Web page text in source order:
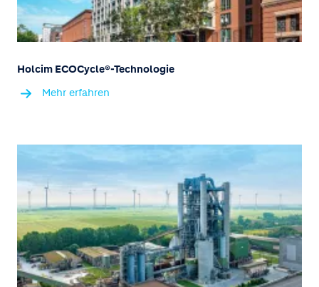
Holcim ECOCycle®-Technologie
Mehr erfahren